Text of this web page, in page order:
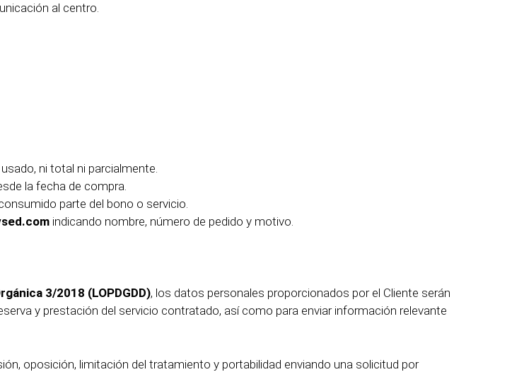
al centro.
ni total ni parcialmente.
la fecha de compra.
parte del bono o servicio.
indicando nombre, número de pedido y motivo.
3/2018 (LOPDGDD), los datos personales proporcionados por el Cliente serán
y prestación del servicio contratado, así como para enviar información relevante
oposición, limitación del tratamiento y portabilidad enviando una solicitud por